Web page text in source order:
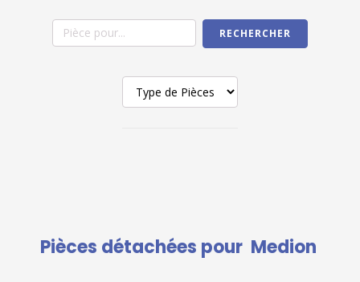
RECHERCHER
Pièces détachées pour Medion